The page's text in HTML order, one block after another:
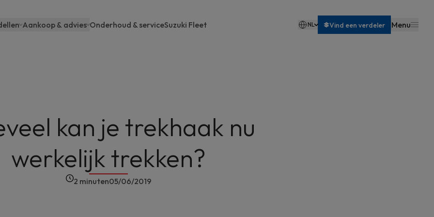
Aankoop & advies Onderhoud & serviceSuzuki Fleet NL Vind een verdeler Menu
kan je trekhaak nu
werkelijk trekken?
2 minuten05/06/2019